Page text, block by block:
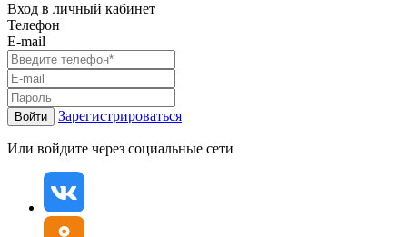
Вход в личный кабинет
Телефон
E-mail
Войти Зарегистрироваться
Или войдите через социальные сети